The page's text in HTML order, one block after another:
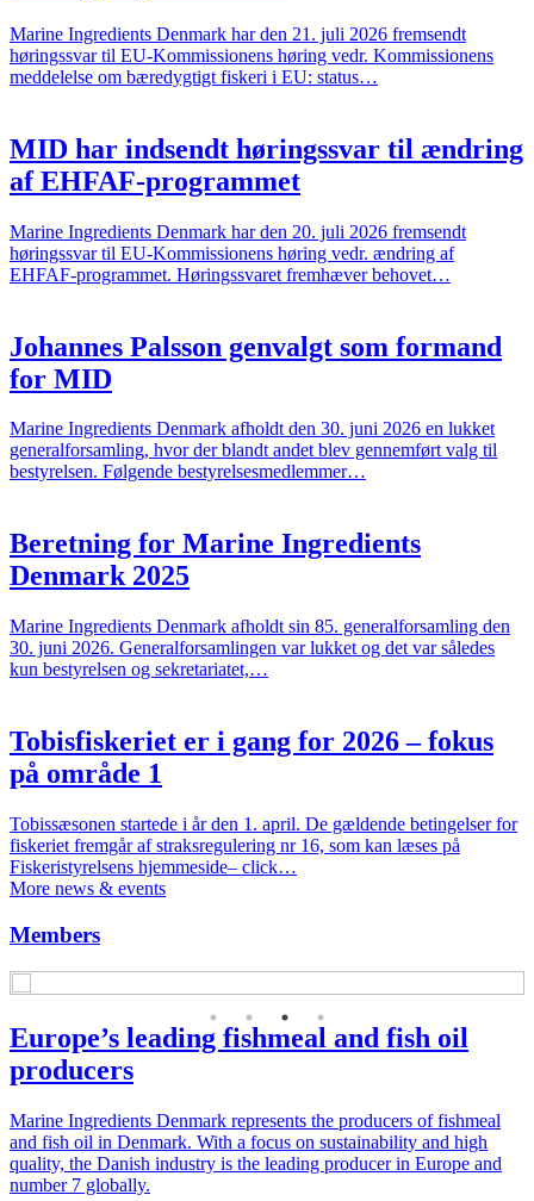
Marine Ingredients Denmark har den 21. juli 2026 fremsendt
høringssvar til EU-Kommissionens høring vedr. Kommissionens
meddelelse om bæredygtigt fiskeri i EU: status…
MID har indsendt høringssvar til ændring
af EHFAF-programmet
Marine Ingredients Denmark har den 20. juli 2026 fremsendt
høringssvar til EU-Kommissionens høring vedr. ændring af
EHFAF-programmet. Høringssvaret fremhæver behovet…
Johannes Palsson genvalgt som formand
for MID
Marine Ingredients Denmark afholdt den 30. juni 2026 en lukket
generalforsamling, hvor der blandt andet blev gennemført valg til
bestyrelsen. Følgende bestyrelsesmedlemmer…
Beretning for Marine Ingredients
Denmark 2025
Marine Ingredients Denmark afholdt sin 85. generalforsamling den
30. juni 2026. Generalforsamlingen var lukket og det var således
kun bestyrelsen og sekretariatet,…
Tobisfiskeriet er i gang for 2026 – fokus
på område 1
Tobissæsonen startede i år den 1. april. De gældende betingelser for
fiskeriet fremgår af straksregulering nr 16, som kan læses på
Fiskeristyrelsens hjemmeside– click…
More news & events
Members
Europe’s leading fishmeal and fish oil
producers
Marine Ingredients Denmark represents the producers of fishmeal
and fish oil in Denmark. With a focus on sustainability and high
quality, the Danish industry is the leading producer in Europe and
number 7 globally.